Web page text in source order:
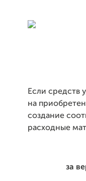
Если средств
на
создание
расходные
за веру в